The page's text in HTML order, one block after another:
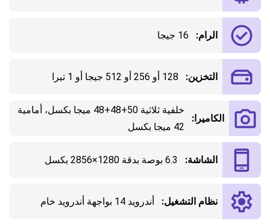
الرام: 16 جيجا
التخزين: 128 أو 256 أو 512 جيجا أو 1 تيرا
الكاميرا:
خلفية ثلاثية 50+48+48 ميجا بكسل، أمامية
42 ميجا بكسل
الشاشة: 6.3 بوصة بدقة 1280×2856 بكسل
نظام التشغيل: أندرويد 14 بواجهة أندرويد خام